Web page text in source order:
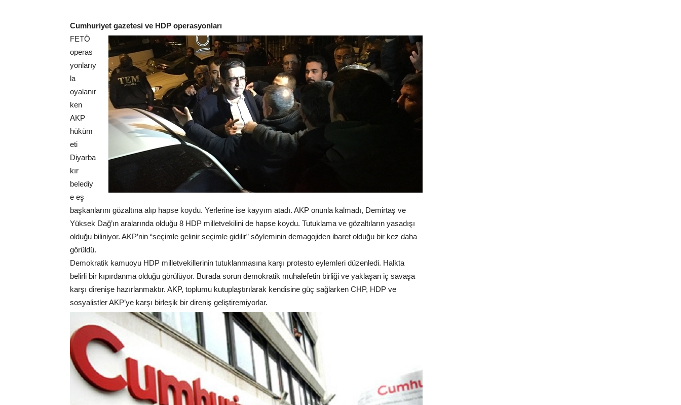
Cumhuriyet gazetesi ve HDP operasyonları
FETÖ
operas
yonlarıy
la
oyalanır
ken
AKP
hüküm
eti
Diyarba
kır
belediy
e eş
başkanlarını gözaltına alıp hapse koydu. Yerlerine ise kayyım atadı. AKP onunla kalmadı, Demirtaş ve
Yüksek Dağ’ın aralarında olduğu 8 HDP milletvekilini de hapse koydu. Tutuklama ve gözaltıların yasadışı
olduğu biliniyor. AKP’nin “seçimle gelinir seçimle gidilir” söyleminin demagojiden ibaret olduğu bir kez daha
görüldü.
Demokratik kamuoyu HDP milletvekillerinin tutuklanmasına karşı protesto eylemleri düzenledi. Halkta
belirli bir kıpırdanma olduğu görülüyor. Burada sorun demokratik muhalefetin birliği ve yaklaşan iç savaşa
karşı direnişe hazırlanmaktır. AKP, toplumu kutuplaştırılarak kendisine güç sağlarken CHP, HDP ve
sosyalistler AKP’ye karşı birleşik bir direniş geliştiremiyorlar.